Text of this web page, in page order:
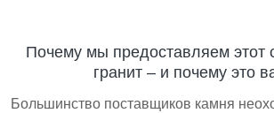
Почему мы предоставляем этот
гранит – и почему это
Большинство поставщиков камня